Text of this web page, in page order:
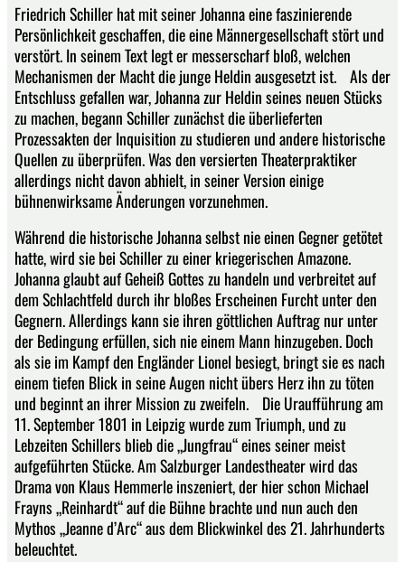
Friedrich Schiller hat mit seiner Johanna eine faszinierende
Persönlichkeit geschaffen, die eine Männergesellschaft stört und
verstört. In seinem Text legt er messerscharf bloß, welchen
Mechanismen der Macht die junge Heldin ausgesetzt ist. Als der
Entschluss gefallen war, Johanna zur Heldin seines neuen Stücks
zu machen, begann Schiller zunächst die überlieferten
Prozessakten der Inquisition zu studieren und andere historische
Quellen zu überprüfen. Was den versierten Theaterpraktiker
allerdings nicht davon abhielt, in seiner Version einige
bühnenwirksame Änderungen vorzunehmen.
Während die historische Johanna selbst nie einen Gegner getötet
hatte, wird sie bei Schiller zu einer kriegerischen Amazone.
Johanna glaubt auf Geheiß Gottes zu handeln und verbreitet auf
dem Schlachtfeld durch ihr bloßes Erscheinen Furcht unter den
Gegnern. Allerdings kann sie ihren göttlichen Auftrag nur unter
der Bedingung erfüllen, sich nie einem Mann hinzugeben. Doch
als sie im Kampf den Engländer Lionel besiegt, bringt sie es nach
einem tiefen Blick in seine Augen nicht übers Herz ihn zu töten
und beginnt an ihrer Mission zu zweifeln. Die Uraufführung am
11. September 1801 in Leipzig wurde zum Triumph, und zu
Lebzeiten Schillers blieb die „Jungfrau“ eines seiner meist
aufgeführten Stücke. Am Salzburger Landestheater wird das
Drama von Klaus Hemmerle inszeniert, der hier schon Michael
Frayns „Reinhardt“ auf die Bühne brachte und nun auch den
Mythos „Jeanne d’Arc“ aus dem Blickwinkel des 21. Jahrhunderts
beleuchtet.